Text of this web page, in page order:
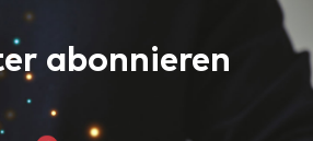
abonnieren